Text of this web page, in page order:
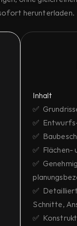
herunterladen.
Inhalt
✅
✅
✅
✅  Flächen-
✅
✅
Schnitte,
✅